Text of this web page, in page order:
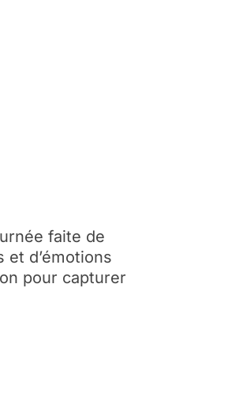
faite de
d’émotions
pour capturer